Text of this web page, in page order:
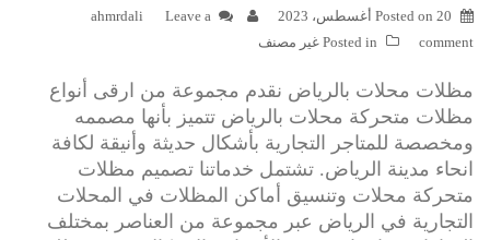
Posted on 20 أغسطس، 2023 ahmrdali
Leave a
comment
Posted in غير مصنف
مظلات محلات بالرياض نقدم مجموعة من ارقى أنواع
مظلات متحركة محلات بالرياض تتميز بأنها مصممه
ومخصصة للمتاجر التجارية بأشكال حديثة وأنيقة لكافة
انحاء مدينة الرياض. تشتمل خدماتنا تصميم مظلات
متحركة محلات وتنسيق أماكن المظلات في المحلات
التجارية في الرياض عبر مجموعة من العناصر بمختلف